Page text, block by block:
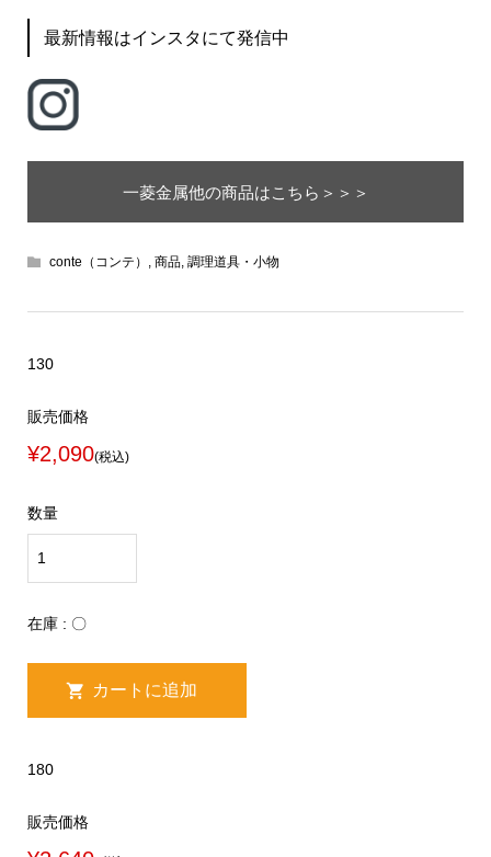
最新情報はインスタにて発信中
一菱金属他の商品はこちら＞＞＞
conte（コンテ） , 商品, 調理道具・小物
130
販売価格
¥2,090(税込)
数量
在庫 : 〇
180
販売価格